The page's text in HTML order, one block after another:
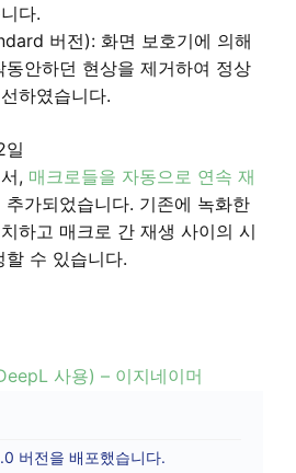
다.
버전): 화면 보호기에 의해
동안하던 현상을 제거하여 정상
하였습니다.
일
, 매크로들을 자동으로 연속 재
추가되었습니다. 기존에 녹화한
하고 매크로 간 재생 사이의 시
할 수 있습니다.
사용) – 이지네이머
버전을 배포했습니다.